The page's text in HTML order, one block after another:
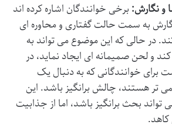
و نگارش: برخی خوانندگان اشاره کرده اند
به سمت حالت گفتاری و محاوره ای
در حالی که این موضوع می تواند به
و لحن صمیمانه ای ایجاد نماید، در
برای خوانندگانی که به دنبال یک
تر هستند، چالش برانگیز باشد. این
بحث برانگیز باشد، اما از جذابیت